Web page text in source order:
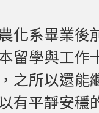
化系畢業後
留學與工作
之所以還能
有平靜安穩